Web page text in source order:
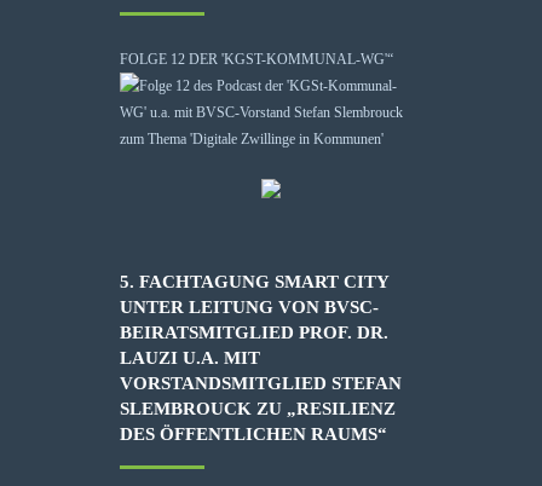
FOLGE 12 DER 'KGST-KOMMUNAL-WG'“
5. FACHTAGUNG SMART CITY
UNTER LEITUNG VON BVSC-
BEIRATSMITGLIED PROF. DR.
LAUZI U.A. MIT
VORSTANDSMITGLIED STEFAN
SLEMBROUCK ZU „RESILIENZ
DES ÖFFENTLICHEN RAUMS“